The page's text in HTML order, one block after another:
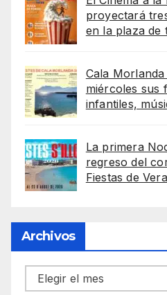
proyectará
en la plaza de
Cala
miércoles sus
infantiles,
La primera
regreso del
Fiestas de
Archivos
Archivos